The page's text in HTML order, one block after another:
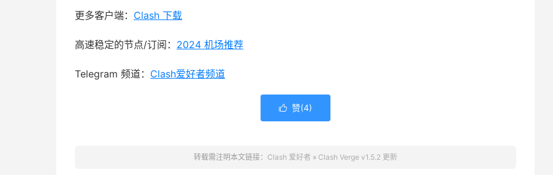
更多客户端： Clash 下载
高速稳定的节点/订阅： 2024 机场推荐
Telegram 频道： Clash爱好者频道
 赞(4)
转载需注明本文链接： Clash 爱好者 » Clash Verge v1.5.2 更新